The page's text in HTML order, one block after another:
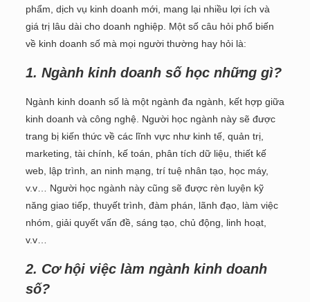
phẩm, dịch vụ kinh doanh mới, mang lại nhiều lợi ích và
giá trị lâu dài cho doanh nghiệp. Một số câu hỏi phổ biến
về kinh doanh số mà mọi người thường hay hỏi là:
1. Ngành kinh doanh số học những gì?
Ngành kinh doanh số là một ngành đa ngành, kết hợp giữa
kinh doanh và công nghệ. Người học ngành này sẽ được
trang bị kiến thức về các lĩnh vực như kinh tế, quản trị,
marketing, tài chính, kế toán, phân tích dữ liệu, thiết kế
web, lập trình, an ninh mạng, trí tuệ nhân tạo, học máy,
v.v… Người học ngành này cũng sẽ được rèn luyện kỹ
năng giao tiếp, thuyết trình, đàm phán, lãnh đạo, làm việc
nhóm, giải quyết vấn đề, sáng tạo, chủ động, linh hoạt,
v.v…
2. Cơ hội việc làm ngành kinh doanh
số?